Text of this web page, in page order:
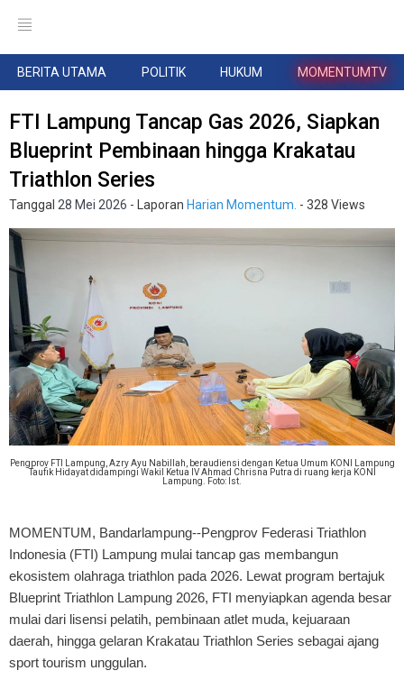
BERITA UTAMA POLITIK HUKUM MOMENTUMTV
FTI Lampung Tancap Gas 2026, Siapkan
Blueprint Pembinaan hingga Krakatau
Triathlon Series
Tanggal 28 Mei 2026 - Laporan Harian Momentum. - 328 Views
Pengprov FTI Lampung, Azry Ayu Nabillah, beraudiensi dengan Ketua Umum KONI Lampung
Taufik Hidayat didampingi Wakil Ketua IV Ahmad Chrisna Putra di ruang kerja KONI
Lampung. Foto: Ist.
MOMENTUM, Bandarlampung--Pengprov Federasi Triathlon
Indonesia (FTI) Lampung mulai tancap gas membangun
ekosistem olahraga triathlon pada 2026. Lewat program bertajuk
Blueprint Triathlon Lampung 2026, FTI menyiapkan agenda besar
mulai dari lisensi pelatih, pembinaan atlet muda, kejuaraan
daerah, hingga gelaran Krakatau Triathlon Series sebagai ajang
sport tourism unggulan.